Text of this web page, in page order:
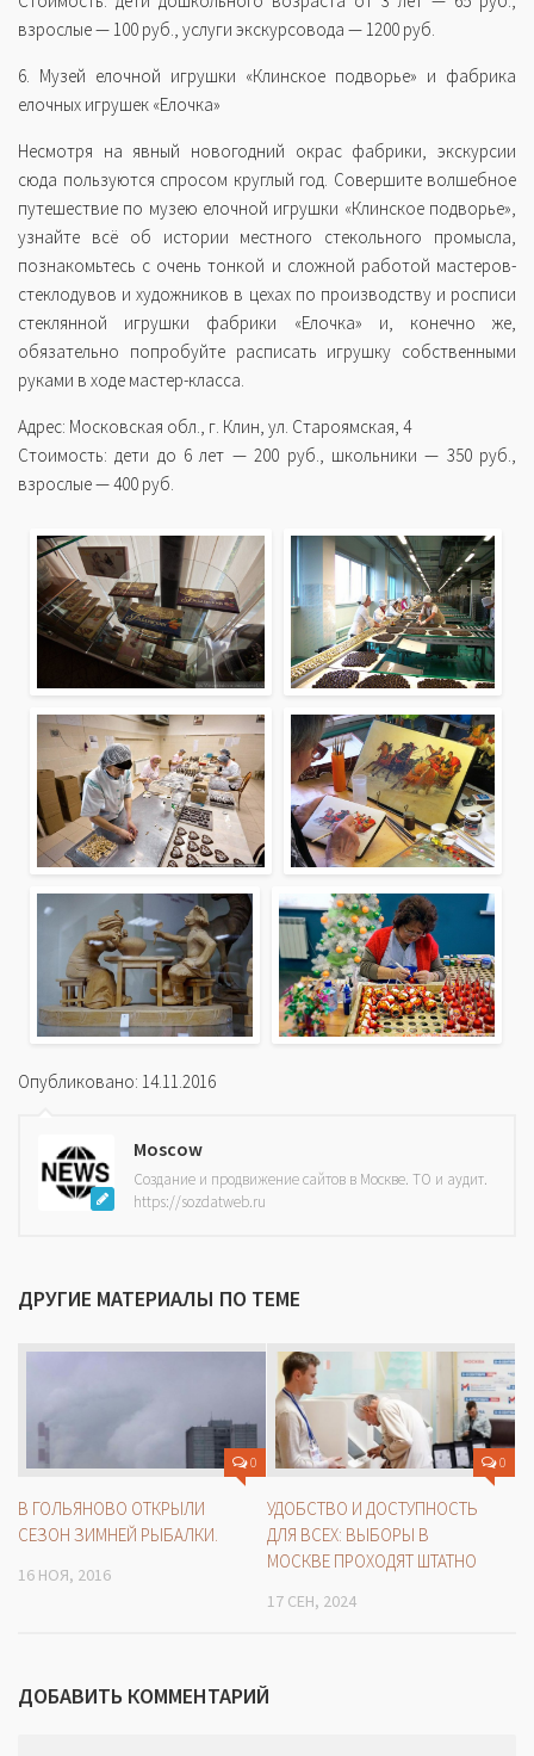
взрослые — 100 руб., услуги экскурсовода — 1200 руб.
6. Музей елочной игрушки «Клинское подворье» и фабрика
елочных игрушек «Елочка»
Несмотря на явный новогодний окрас фабрики, экскурсии
сюда пользуются спросом круглый год. Совершите волшебное
путешествие по музею елочной игрушки «Клинское подворье»,
узнайте всё об истории местного стекольного промысла,
познакомьтесь с очень тонкой и сложной работой мастеров-
стеклодувов и художников в цехах по производству и росписи
стеклянной игрушки фабрики «Елочка» и, конечно же,
обязательно попробуйте расписать игрушку собственными
руками в ходе мастер-класса.
Адрес: Московская обл., г. Клин, ул. Староямская, 4
Стоимость: дети до 6 лет — 200 руб., школьники — 350 руб.,
взрослые — 400 руб.
Опубликовано: 14.11.2016
Moscow
Создание и продвижение сайтов в Москве. ТО и аудит.
https://sozdatweb.ru
ДРУГИЕ МАТЕРИАЛЫ ПО ТЕМЕ
0
В ГОЛЬЯНОВО ОТКРЫЛИ
СЕЗОН ЗИМНЕЙ РЫБАЛКИ.
16 НОЯ, 2016
0
УДОБСТВО И ДОСТУПНОСТЬ
ДЛЯ ВСЕХ: ВЫБОРЫ В
МОСКВЕ ПРОХОДЯТ ШТАТНО
17 СЕН, 2024
ДОБАВИТЬ КОММЕНТАРИЙ